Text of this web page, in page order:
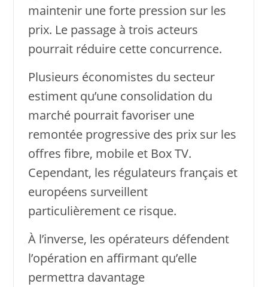
maintenir une forte pression sur les
prix. Le passage à trois acteurs
pourrait réduire cette concurrence.
Plusieurs économistes du secteur
estiment qu’une consolidation du
marché pourrait favoriser une
remontée progressive des prix sur les
offres fibre, mobile et Box TV.
Cependant, les régulateurs français et
européens surveillent
particulièrement ce risque.
À l’inverse, les opérateurs défendent
l’opération en affirmant qu’elle
permettra davantage